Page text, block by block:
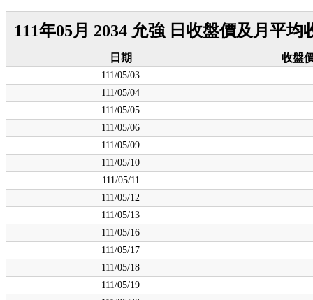
111年05月 2034 允強 日收盤價及月平均
日期 收盤
111/05/03
111/05/04
111/05/05
111/05/06
111/05/09
111/05/10
111/05/11
111/05/12
111/05/13
111/05/16
111/05/17
111/05/18
111/05/19